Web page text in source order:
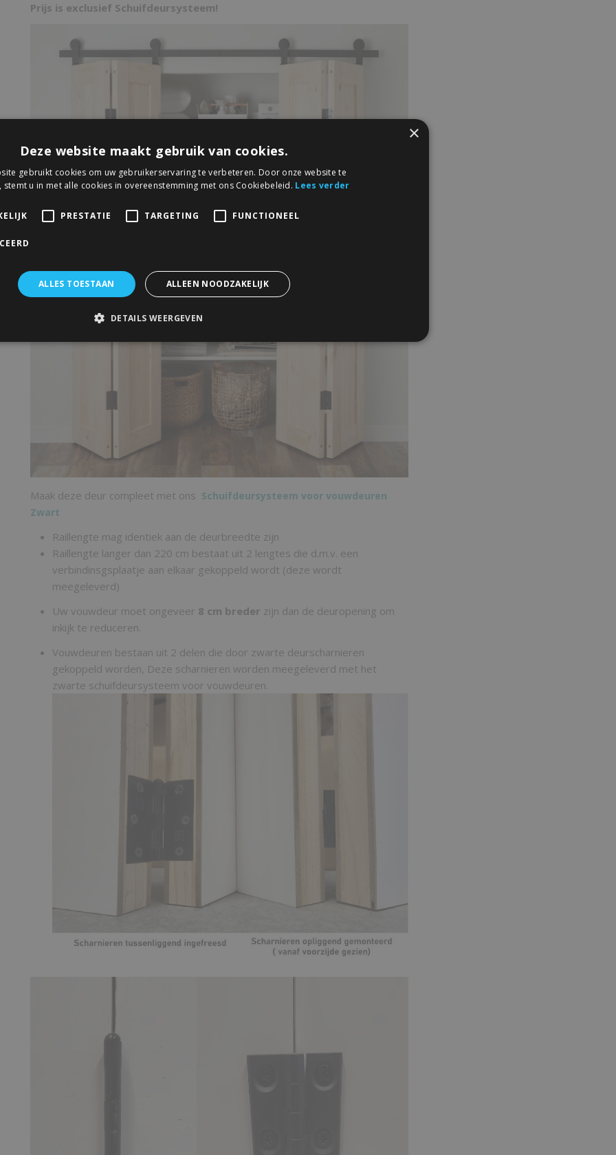
Prijs is exclusief Schuifdeursysteem!
Maak deze deur compleet met ons Schuifdeursysteem voor vouwdeuren
Zwart
Raillengte mag identiek aan de deurbreedte zijn
Raillengte langer dan 220 cm bestaat uit 2 lengtes die d.m.v. een
verbindinsgsplaatje aan elkaar gekoppeld wordt (deze wordt
meegeleverd)
Uw vouwdeur moet ongeveer 8 cm breder zijn dan de deuropening om
inkijk te reduceren.
Vouwdeuren bestaan uit 2 delen die door zwarte deurscharnieren
gekoppeld worden, Deze scharnieren worden meegeleverd met het
zwarte schuifdeursysteem voor vouwdeuren.
×
Deze website maakt gebruik van cookies.
gebruikt cookies om uw gebruikerservaring te verbeteren. Door onze website te
stemt u in met alle cookies in overeenstemming met ons Cookiebeleid. Lees verder
PRESTATIE TARGETING FUNCTIONEEL
ALLES TOESTAAN ALLEEN NOODZAKELIJK
DETAILS WEERGEVEN